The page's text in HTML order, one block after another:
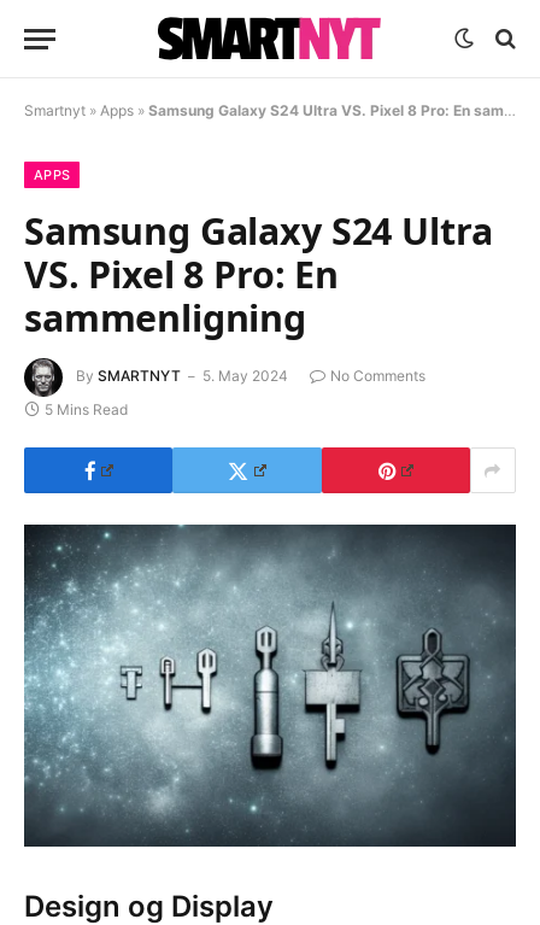
Smartnyt » Apps » Samsung Galaxy S24 Ultra VS. Pixel 8 Pro: En sammenligning
APPS
Samsung Galaxy S24 Ultra
VS. Pixel 8 Pro: En
sammenligning
By SMARTNYT 5. May 2024
No Comments
5 Mins Read
Design og Display